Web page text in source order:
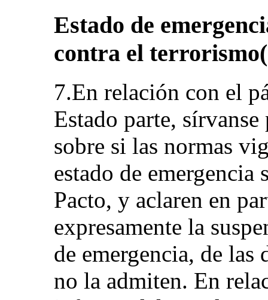
Estado de
contra el
7.En relación con el
Estado parte,
sobre si las normas
estado de
Pacto, y aclaren en
expresamente la
de emergencia, de las
no la admiten. En